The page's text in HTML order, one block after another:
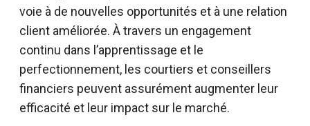
voie à de nouvelles opportunités et à une relation
client améliorée. À travers un engagement
continu dans l’apprentissage et le
perfectionnement, les courtiers et conseillers
financiers peuvent assurément augmenter leur
efficacité et leur impact sur le marché.